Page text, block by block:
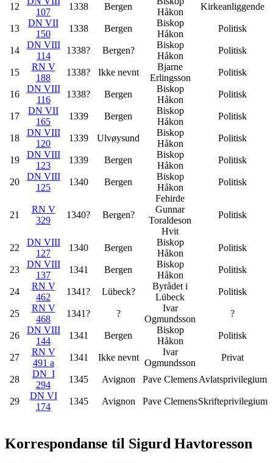
12
107
1338 Bergen
Håkon
Kirkeanliggende
13
DN VII
150
1338 Bergen
Biskop
Håkon
Politisk
14
DN VIII
114
1338? Bergen?
Biskop
Håkon
Politisk
15
RN V
188
1338? Ikke nevnt
Bjarne
Erlingsson
Politisk
16
DN VIII
116
1338? Bergen
Biskop
Håkon
Politisk
17
DN VII
165
1339 Bergen
Biskop
Håkon
Politisk
18
DN VIII
120
1339 Ulvøysund
Biskop
Håkon
Politisk
19
DN VIII
123
1339 Bergen
Biskop
Håkon
Politisk
20
DN VIII
125
1340 Bergen
Biskop
Håkon
Politisk
21
RN V
329
1340? Bergen?
Fehirde
Gunnar
Toraldeson
Hvit
Politisk
22
DN VIII
127
1340 Bergen
Biskop
Håkon
Politisk
23
DN VIII
137
1341 Bergen
Biskop
Håkon
Politisk
24
RN V
462
1341? Lübeck?
Byrådet i
Lübeck
Politisk
25
RN V
468
1341? ?
Ivar
Ogmundsson
?
26
DN VIII
144
1341 Bergen
Biskop
Håkon
Politisk
27
RN V
491 a
1341 Ikke nevnt
Ivar
Ogmundsson
Privat
28
DN I
294
1345 Avignon Pave ClemensAvlatsprivilegium
29
DN VI
174
1345 Avignon Pave ClemensSkrifteprivilegium
Korrespondanse til Sigurd Havtoresson